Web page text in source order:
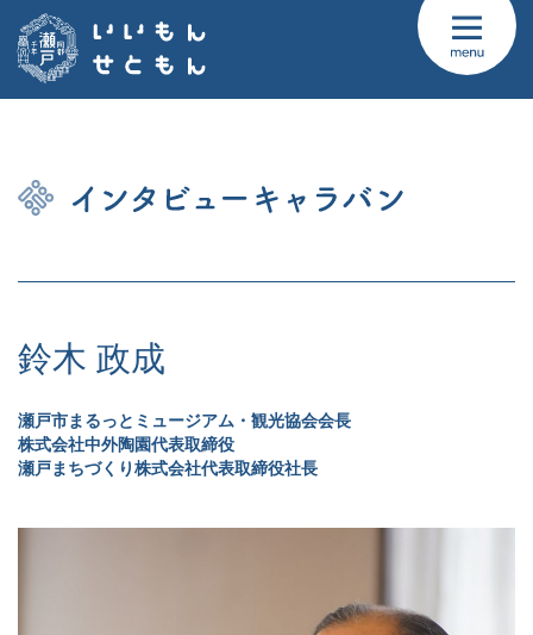
鈴木 政成
瀬戸市まるっとミュージアム・観光協会会長
株式会社中外陶園代表取締役
瀬戸まちづくり株式会社代表取締役社長